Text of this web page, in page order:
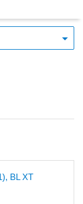
BL XT